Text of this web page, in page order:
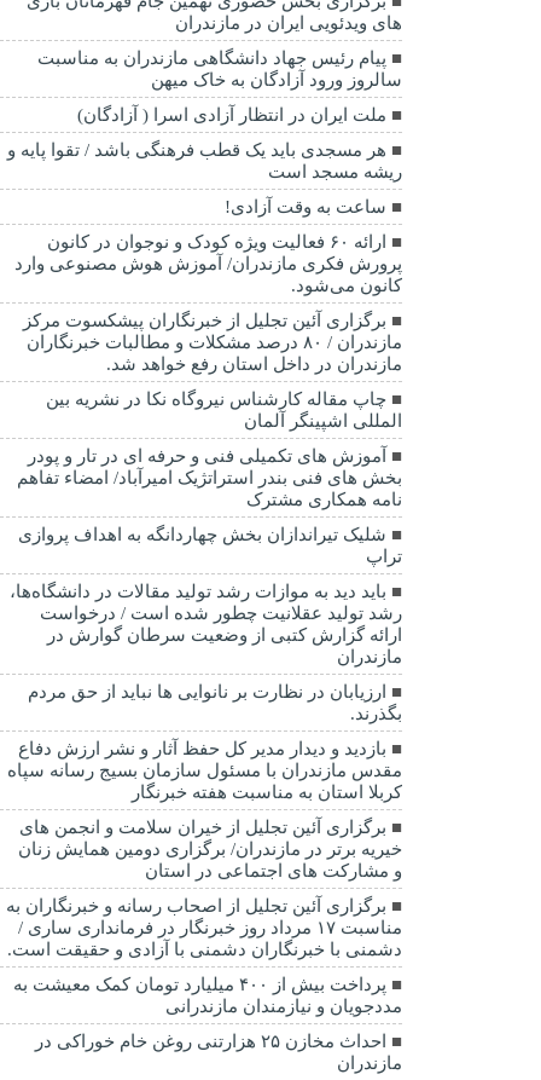
های ویدئویی ایران در مازندران
پیام رئیس جهاد دانشگاهی مازندران به مناسبت
سالروز ورود آزادگان به خاک میهن
ملت ایران در انتظار آزادی اسرا ( آزادگان)
هر مسجدی باید یک قطب فرهنگی باشد / تقوا پایه و
ریشه مسجد است
ساعت به وقت آزادی!
ارائه ۶۰ فعالیت ویژه کودک و نوجوان در کانون
پرورش فکری مازندران/ آموزش هوش مصنوعی وارد
کانون می‌شود.
برگزاری آئین تجلیل از خبرنگاران پیشکسوت مرکز
مازندران / ۸۰ درصد مشکلات و مطالبات خبرنگاران
مازندران در داخل استان رفع خواهد شد.
چاپ مقاله کارشناس نيروگاه نكا در نشریه بین
المللی اشپینگر آلمان
آموزش های تکمیلی فنی و حرفه ای در تار و پودر
بخش های فنی بندر استراتژیک امیرآباد/ امضاء تفاهم
نامه همکاری مشترک
شلیک تیراندازان بخش چهاردانگه به اهداف پروازی
تراپ
باید دید به موازات رشد تولید مقالات در دانشگاه‌ها،
رشد تولید عقلانیت چطور شده است / درخواست
ارائه گزارش کتبی از وضعیت سرطان گوارش در
مازندران
ارزیابان در نظارت بر نانوایی ها نباید از حق مردم
بگذرند.
بازدید و دیدار مدیر کل حفظ آثار و نشر ارزش دفاع
مقدس مازندران با مسئول سازمان بسیج رسانه سپاه
کربلا استان به مناسبت هفته خبرنگار
برگزاری آئین تجلیل از خیران سلامت و انجمن های
خیریه برتر در مازندران/ برگزاری دومین همایش زنان
و مشارکت های اجتماعی در استان
برگزاری آئین تجلیل از اصحاب رسانه و خبرنگاران به
مناسبت ۱۷ مرداد روز خبرنگار در فرمانداری ساری /
دشمنی با خبرنگاران دشمنی با آزادی و حقیقت است.
پرداخت بیش از ۴۰۰ میلیارد تومان کمک معیشت به
مددجویان و نیازمندان مازندرانی
احداث مخازن ۲۵ هزارتنی روغن خام خوراکی در
مازندران